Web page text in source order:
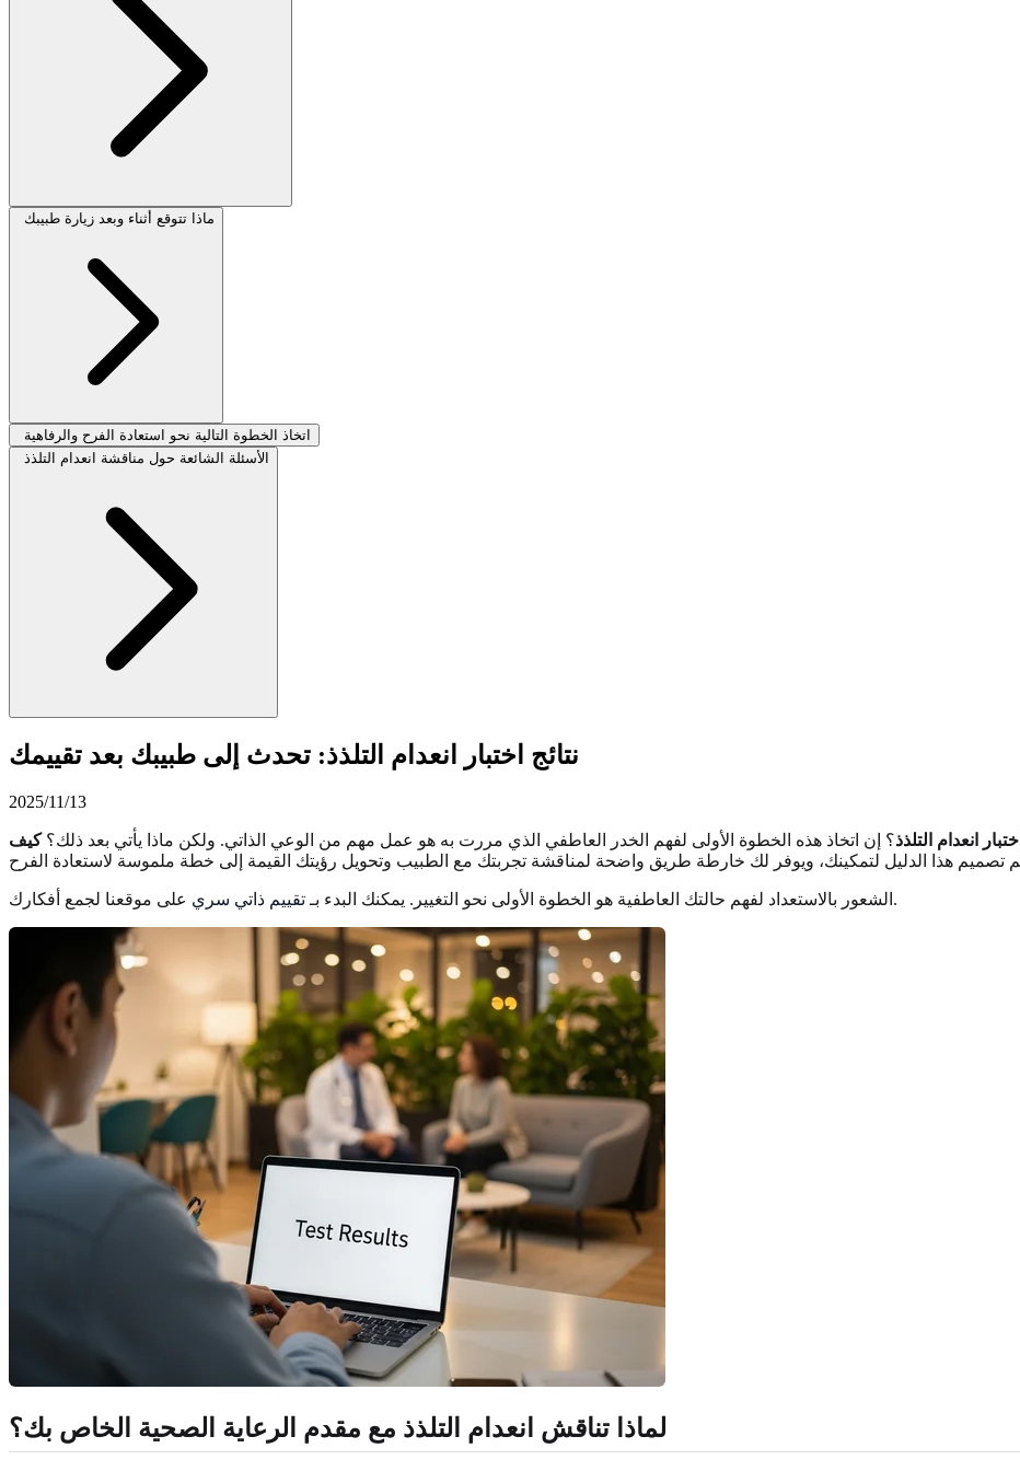
ماذا تتوقع أثناء وبعد زيارة طبيبك
اتخاذ الخطوة التالية نحو استعادة الفرح والرفاهية
الأسئلة الشائعة حول مناقشة انعدام التلذذ
نتائج اختبار انعدام التلذذ: تحدث إلى طبيبك بعد تقييمك
2025/11/13
اختبار انعدام التلذذ؟ إن اتخاذ هذه الخطوة الأولى لفهم الخدر العاطفي الذي مررت به هو عمل مهم من الوعي الذاتي. ولكن ماذا يأتي بعد ذلك؟كيف
الشعور بالاستعداد لفهم حالتك العاطفية هو الخطوة الأولى نحو التغيير. يمكنك البدء بـ تقييم ذاتي سري على موقعنا لجمع أفكارك.
لماذا تناقش انعدام التلذذ مع مقدم الرعاية الصحية الخاص بك؟